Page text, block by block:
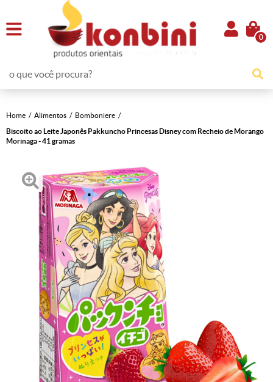
0
Home Alimentos
Bomboniere
Biscoito ao Leite Japonês Pakkuncho Princesas Disney com Recheio de Morango
Morinaga - 41 gramas